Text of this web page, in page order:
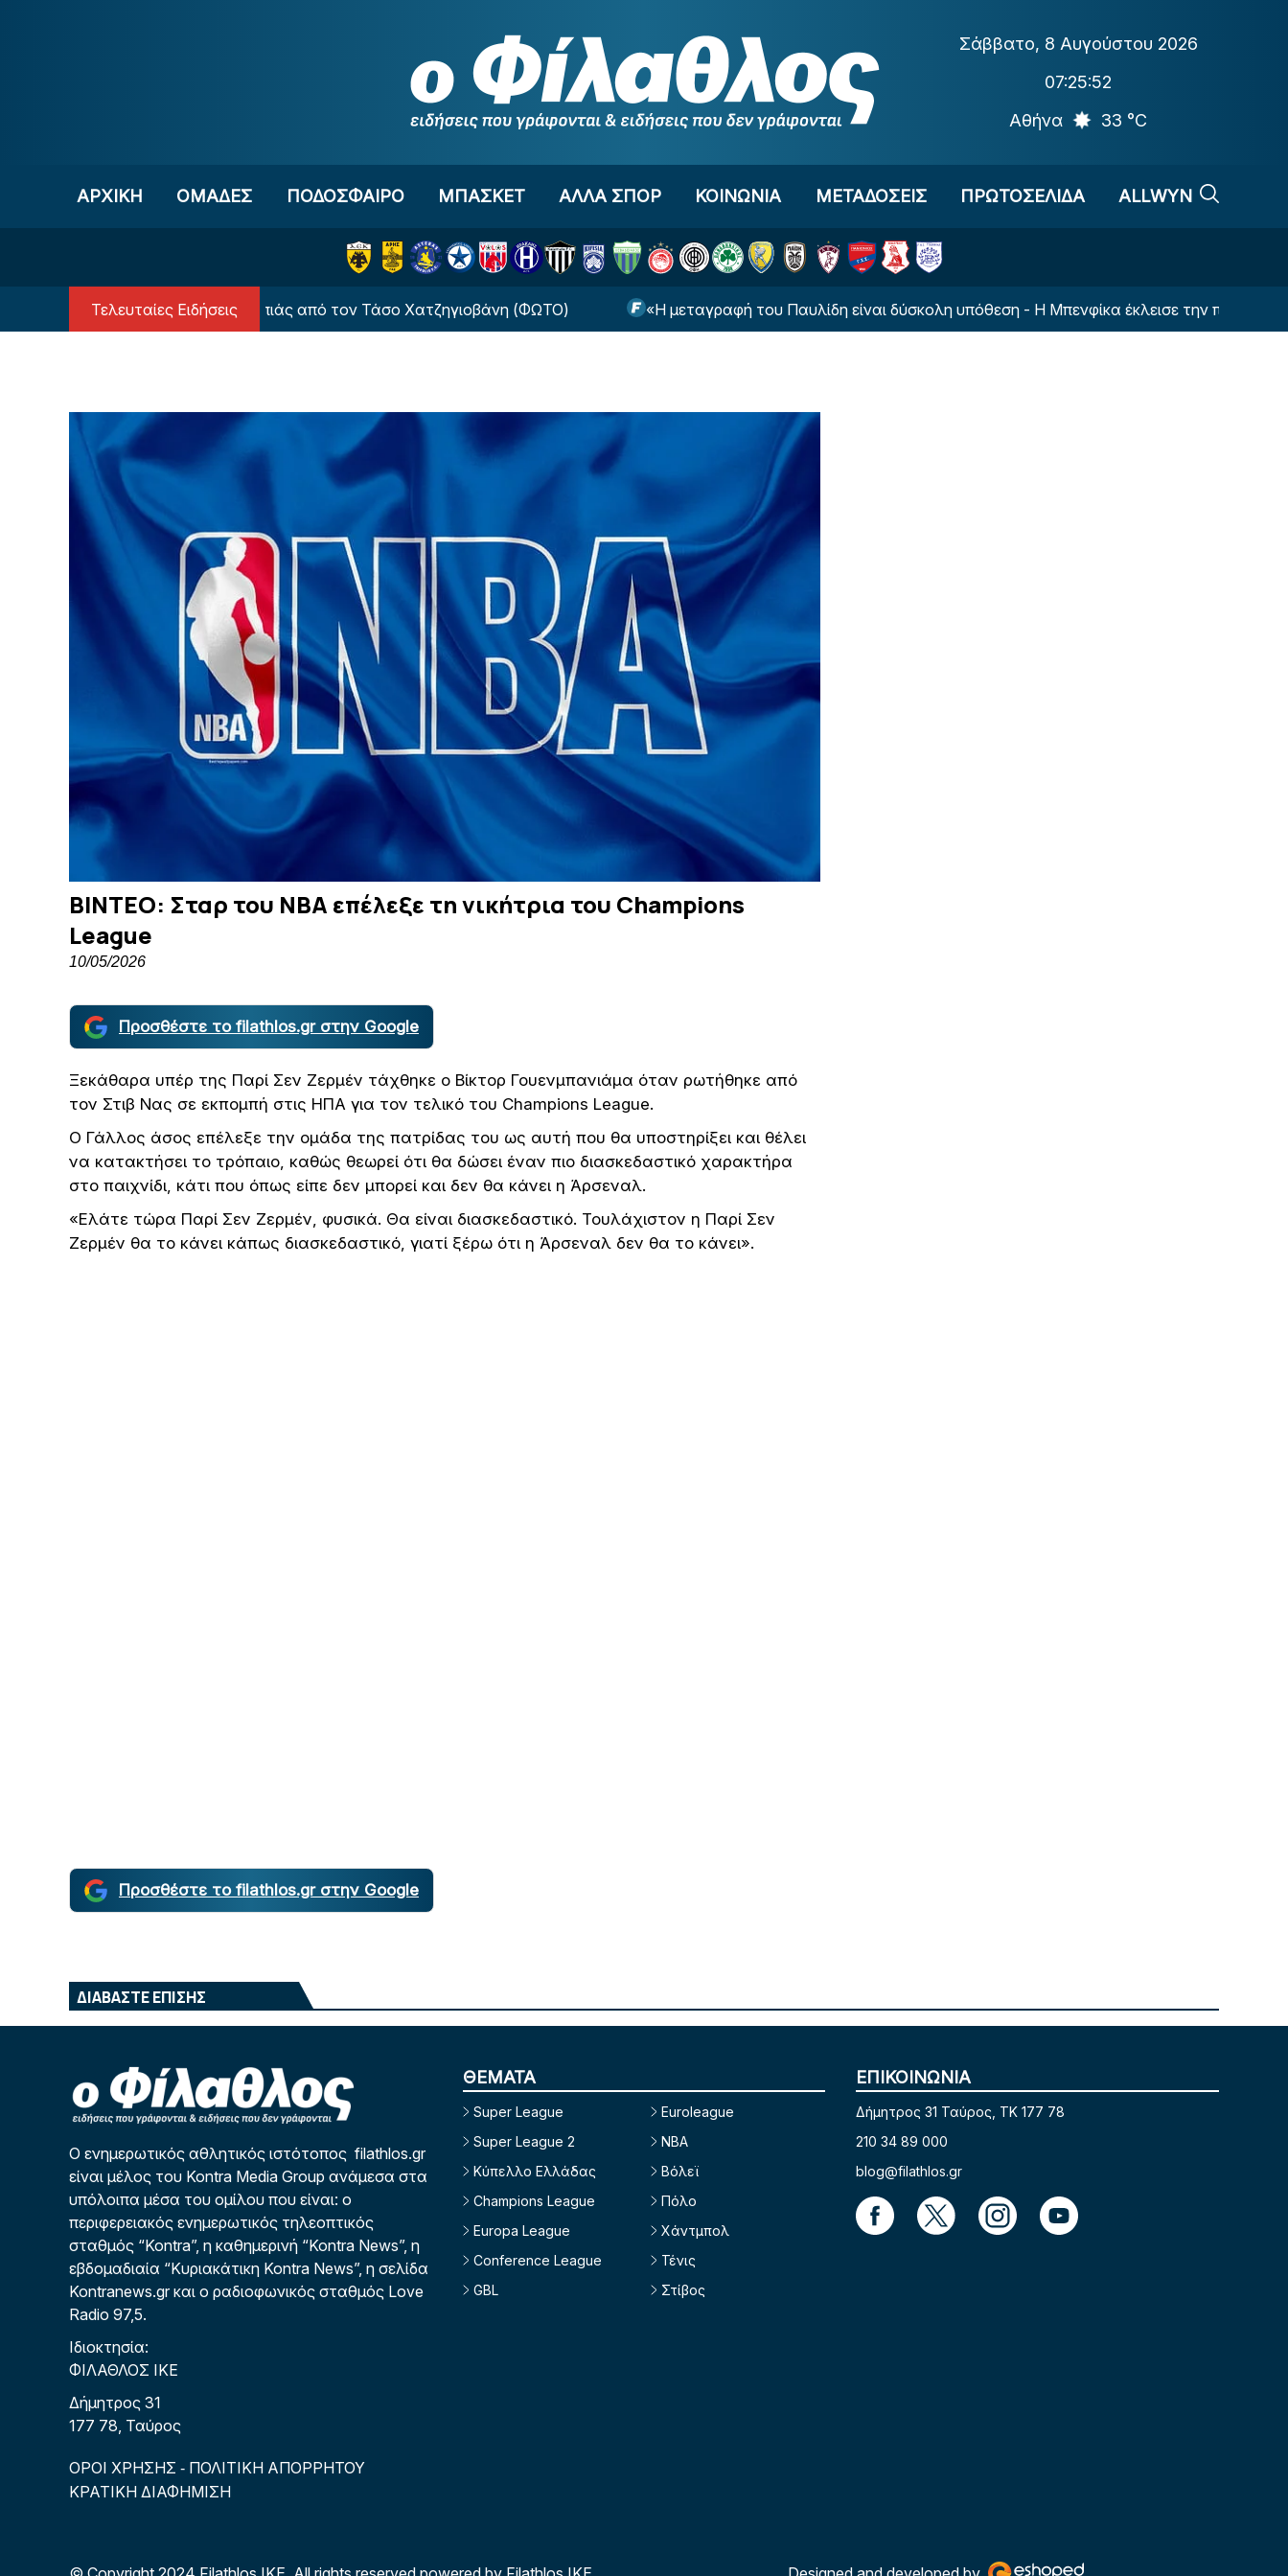
Σάββατο, 8 Αυγούστου 2026
07:25:53
Αθήνα
33 °C
ΑΡΧΙΚΗ OΜΑΔΕΣ ΠΟΔΟΣΦΑΙΡΟ ΜΠΑΣΚΕΤ ΑΛΛΑ ΣΠΟΡ ΚΟΙΝΩΝΙΑ ΜΕΤΑΔΟΣΕΙΣ ΠΡΩΤΟΣΕΛΙΔΑ ALLWYN
Τελευταίες Ειδήσεις
Σημαντική κίνηση ανθρωπιάς από τον Τάσο Χατζηγιοβάνη (ΦΩΤΟ) «Η μεταγραφή του Παυλίδη είναι δύσκολη υπόθεση - Η Μπενφίκα έκλεισε την πόρτα» (ΦΩΤΟ)
ΒΙΝΤΕΟ: Σταρ του ΝΒΑ επέλεξε τη νικήτρια του Champions
League
10/05/2026
Προσθέστε το filathlos.gr στην Google
Ξεκάθαρα υπέρ της Παρί Σεν Ζερμέν τάχθηκε ο Βίκτορ Γουενμπανιάμα όταν ρωτήθηκε από
τον Στιβ Νας σε εκπομπή στις ΗΠΑ για τον τελικό του Champions League.
Ο Γάλλος άσος επέλεξε την ομάδα της πατρίδας του ως αυτή που θα υποστηρίξει και θέλει
να κατακτήσει το τρόπαιο, καθώς θεωρεί ότι θα δώσει έναν πιο διασκεδαστικό χαρακτήρα
στο παιχνίδι, κάτι που όπως είπε δεν μπορεί και δεν θα κάνει η Άρσεναλ.
«Ελάτε τώρα Παρί Σεν Ζερμέν, φυσικά. Θα είναι διασκεδαστικό. Τουλάχιστον η Παρί Σεν
Ζερμέν θα το κάνει κάπως διασκεδαστικό, γιατί ξέρω ότι η Άρσεναλ δεν θα το κάνει».
Προσθέστε το filathlos.gr στην Google
ΔΙΑΒΑΣΤΕ ΕΠΙΣΗΣ
Ο ενημερωτικός αθλητικός ιστότοπος filathlos.gr
είναι μέλος του Kontra Media Group ανάμεσα στα
υπόλοιπα μέσα του ομίλου που είναι: ο
περιφερειακός ενημερωτικός τηλεοπτικός
σταθμός “Kontra”, η καθημερινή “Kontra News”, η
εβδομαδιαία “Κυριακάτικη Kontra News”, η σελίδα
Kontranews.gr και ο ραδιοφωνικός σταθμός Love
Radio 97,5.
Ιδιοκτησία:
ΦΙΛΑΘΛΟΣ ΙΚΕ
Δήμητρος 31
177 78, Ταύρος
ΟΡΟΙ ΧΡΗΣΗΣ - ΠΟΛΙΤΙΚΗ ΑΠΟΡΡΗΤΟΥ
ΚΡΑΤΙΚΗ ΔΙΑΦΗΜΙΣΗ
ΘΕΜΑΤΑ
Super League
Super League 2
Κύπελλο Ελλάδας
Champions League
Europa League
Conference League
GBL
Euroleague
NBA
Βόλεϊ
Πόλο
Χάντμπολ
Τένις
Στίβος
ΕΠΙΚΟΙΝΩΝΙΑ
Δήμητρος 31 Ταύρος, TK 177 78
210 34 89 000
blog@filathlos.gr